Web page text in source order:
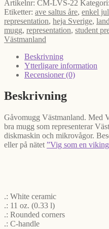
Artikelnr: CM-LVS-22 Kategori:
Etiketter: ave saltus åre, enkel
representation, heja Sverige,
mugg, representation, student
Västmanland
Beskrivning
Ytterligare information
Recensioner (0)
Beskrivning
Gåvomugg Västmanland. Med
bra mugg som representerar
diskmaskin och mikrovågor.
eller på nätet ”Vig som en
.: White ceramic
.: 11 oz. (0.33 l)
.: Rounded corners
.: C-handle